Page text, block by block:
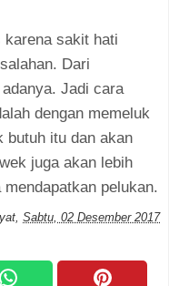
karena sakit hati
Dari
Jadi cara
dengan memeluk
butuh itu dan akan
juga akan lebih
pelukan.
, Sabtu, 02 Desember 2017